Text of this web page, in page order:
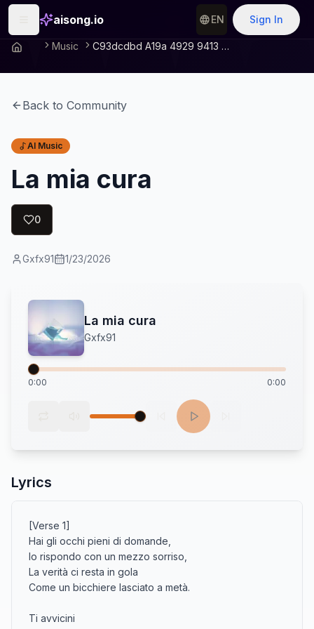
aisong.io EN Sign In
Music C93dcdbd A19a 4929 9413 7958b6e0baeb
Back to Community
AI Music
La mia cura
0
Gxfx91 1/23/2026
La mia cura
Gxfx91
0:00 0:00
Lyrics
[Verse 1]
Hai gli occhi pieni di domande,
Io rispondo con un mezzo sorriso,
La verità ci resta in gola
Come un bicchiere lasciato a metà.
Ti avvicini